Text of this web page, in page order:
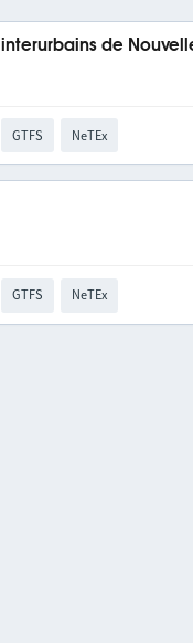
de
GTFS NeTEx
GTFS NeTEx